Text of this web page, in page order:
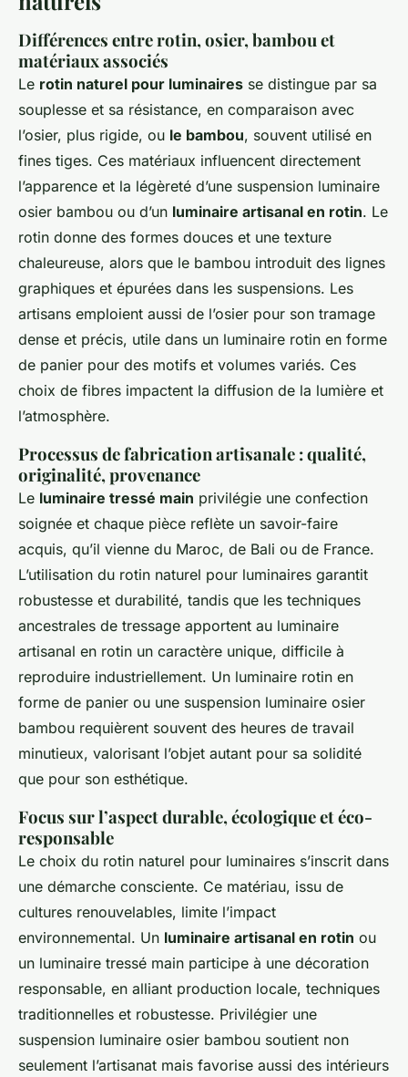
Différences entre rotin, osier, bambou et
matériaux associés
Le rotin naturel pour luminaires se distingue par sa
souplesse et sa résistance, en comparaison avec
l’osier, plus rigide, ou le bambou, souvent utilisé en
fines tiges. Ces matériaux influencent directement
l’apparence et la légèreté d’une suspension luminaire
osier bambou ou d’un luminaire artisanal en rotin. Le
rotin donne des formes douces et une texture
chaleureuse, alors que le bambou introduit des lignes
graphiques et épurées dans les suspensions. Les
artisans emploient aussi de l’osier pour son tramage
dense et précis, utile dans un luminaire rotin en forme
de panier pour des motifs et volumes variés. Ces
choix de fibres impactent la diffusion de la lumière et
l’atmosphère.
Processus de fabrication artisanale : qualité,
originalité, provenance
Le luminaire tressé main privilégie une confection
soignée et chaque pièce reflète un savoir-faire
acquis, qu’il vienne du Maroc, de Bali ou de France.
L’utilisation du rotin naturel pour luminaires garantit
robustesse et durabilité, tandis que les techniques
ancestrales de tressage apportent au luminaire
artisanal en rotin un caractère unique, difficile à
reproduire industriellement. Un luminaire rotin en
forme de panier ou une suspension luminaire osier
bambou requièrent souvent des heures de travail
minutieux, valorisant l’objet autant pour sa solidité
que pour son esthétique.
Focus sur l’aspect durable, écologique et éco-
responsable
Le choix du rotin naturel pour luminaires s’inscrit dans
une démarche consciente. Ce matériau, issu de
cultures renouvelables, limite l’impact
environnemental. Un luminaire artisanal en rotin ou
un luminaire tressé main participe à une décoration
responsable, en alliant production locale, techniques
traditionnelles et robustesse. Privilégier une
suspension luminaire osier bambou soutient non
seulement l’artisanat mais favorise aussi des intérieurs